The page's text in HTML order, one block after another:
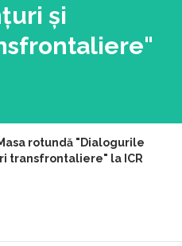
și
rotundă "Dialogurile
transfrontaliere" la ICR